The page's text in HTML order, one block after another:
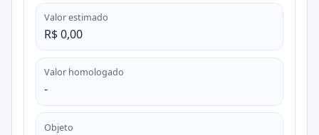
Valor estimado
R$ 0,00
Valor homologado
-
Objeto